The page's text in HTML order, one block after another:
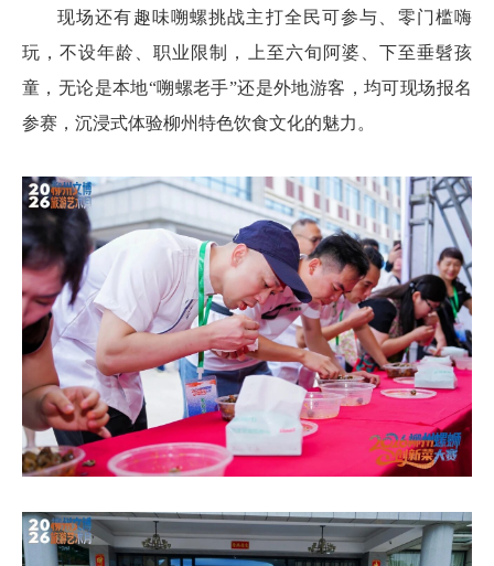
现场还有趣味嗍螺挑战主打全民可参与、零门槛嗨
玩，不设年龄、职业限制，上至六旬阿婆、下至垂髫孩
童，无论是本地“嗍螺老手”还是外地游客，均可现场报名
参赛，沉浸式体验柳州特色饮食文化的魅力。